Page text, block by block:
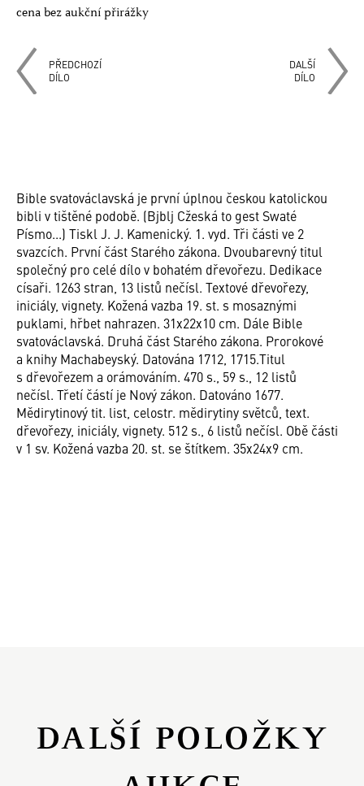
cena bez aukční přirážky
PŘEDCHOZÍ
DÍLO
DALŠÍ
DÍLO
Bible svatováclavská je první úplnou českou katolickou
bibli v tištěné podobě. (Bjblj Cžeská to gest Swaté
Písmo...) Tiskl J. J. Kamenický. 1. vyd. Tři části ve 2
svazcích. První část Starého zákona. Dvoubarevný titul
společný pro celé dílo v bohatém dřevořezu. Dedikace
císaři. 1263 stran, 13 listů nečísl. Textové dřevořezy,
iniciály, vignety. Kožená vazba 19. st. s mosaznými
puklami, hřbet nahrazen. 31x22x10 cm. Dále Bible
svatováclavská. Druhá část Starého zákona. Prorokové
a knihy Machabeyský. Datována 1712, 1715.Titul
s dřevořezem a orámováním. 470 s., 59 s., 12 listů
nečísl. Třetí částí je Nový zákon. Datováno 1677.
Mědirytinový tit. list, celostr. mědirytiny světců, text.
dřevořezy, iniciály, vignety. 512 s., 6 listů nečísl. Obě části
v 1 sv. Kožená vazba 20. st. se štítkem. 35x24x9 cm.
DALŠÍ POLOŽKY